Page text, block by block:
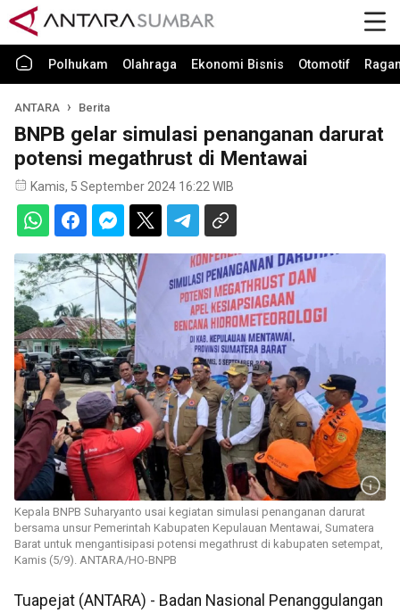
Polhukam Olahraga Ekonomi Bisnis Otomotif
ANTARA Berita
BNPB gelar simulasi penanganan darurat
potensi megathrust di Mentawai
Kamis, 5 September 2024 16:22 WIB
Kepala BNPB Suharyanto usai kegiatan simulasi penanganan darurat
bersama unsur Pemerintah Kabupaten Kepu​​​lauan Mentawai, Sumatera
Barat untuk mengantisipasi potensi megathrust di kabupaten setempat,
Kamis (5/9). ANTARA/HO-BNPB
Tuapejat (ANTARA) - Badan Nasional Penanggulangan